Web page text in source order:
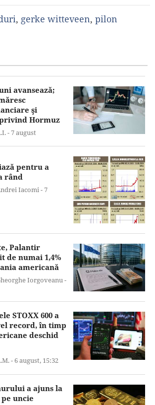
, gerke witteveen, pilon
avansează;
şi
Hormuz
-7 august
pentru a
rând
Iacomi -7
Palantir
de numai 1,4%
americană
Iorgoveanu -
STOXX 600 a
record, în timp
deschid
-6 august, 15:32
a ajuns la
uncie